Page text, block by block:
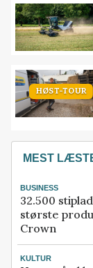
HØST-TOUR
MEST
BUSINESS
32.500
største
Crown
KULTUR